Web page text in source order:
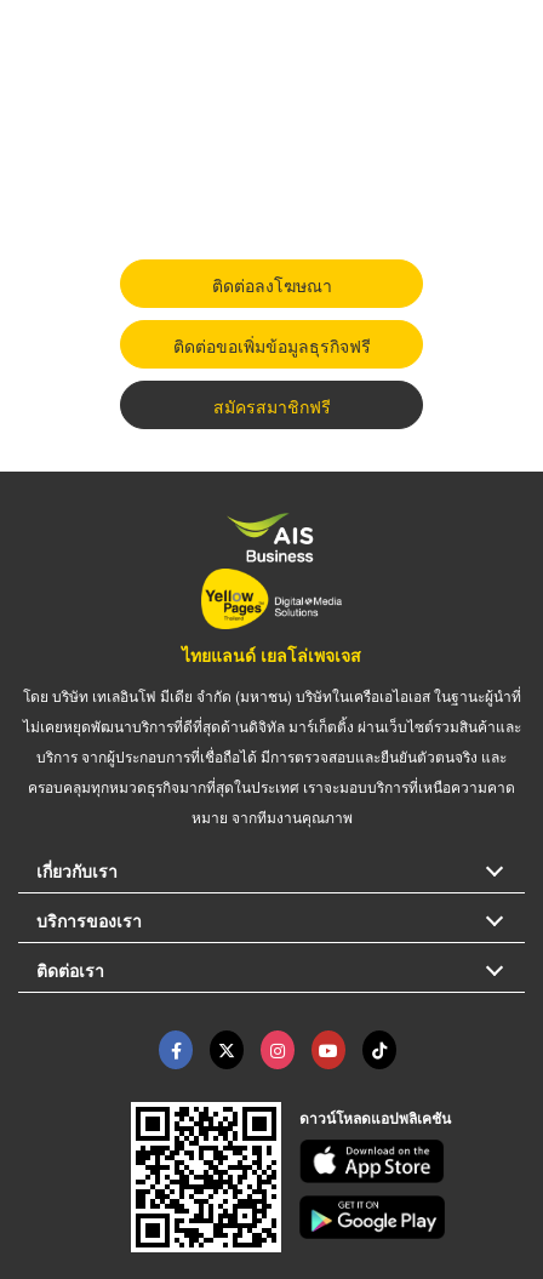
ติดต่อลงโฆษณา
ติดต่อขอเพิ่มข้อมูลธุรกิจฟรี
สมัครสมาชิกฟรี
ไทยแลนด์ เยลโล่เพจเจส
โดย บริษัท เทเลอินโฟ มีเดีย จำกัด (มหาชน) บริษัทในเครือเอไอเอส ในฐานะผู้นำที่
ไม่เคยหยุดพัฒนาบริการที่ดีที่สุดด้านดิจิทัล มาร์เก็ตติ้ง ผ่านเว็บไซต์รวมสินค้าและ
บริการ จากผู้ประกอบการที่เชื่อถือได้ มีการตรวจสอบและยืนยันตัวตนจริง และ
ครอบคลุมทุกหมวดธุรกิจมากที่สุดในประเทศ เราจะมอบบริการที่เหนือความคาด
หมาย จากทีมงานคุณภาพ
เกี่ยวกับเรา
บริการของเรา
ติดต่อเรา
ดาวน์โหลดแอปพลิเคชัน